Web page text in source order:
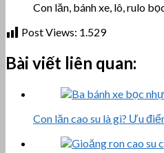
Con lăn, bánh xe, lô, rulo
Post Views: 1.529
Bài viết liên quan:
Con lăn cao su là gì? Ưu